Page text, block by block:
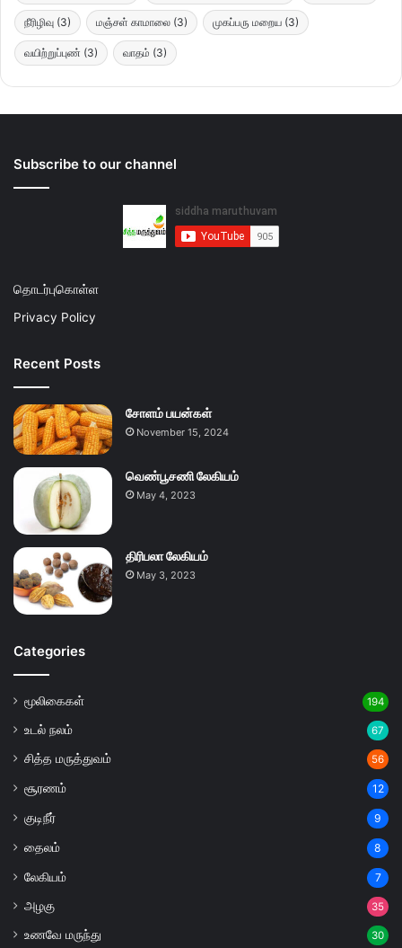
நீரிழிவு (3) மஞ்சள் காமாலை (3) முகப்பரு மறைய (3)
வயிற்றுப்புண் (3) வாதம் (3)
Subscribe to our channel
தொடர்புகொள்ள
Privacy Policy
Recent Posts
சோளம் பயன்கள்
November 15, 2024
வெண்பூசணி லேகியம்
May 4, 2023
திரிபலா லேகியம்
May 3, 2023
Categories
மூலிகைகள் 194
உடல் நலம் 67
சித்த மருத்துவம் 56
சூரணம் 12
குடிநீர் 9
தைலம் 8
லேகியம் 7
அழகு 35
உணவே மருந்து 30